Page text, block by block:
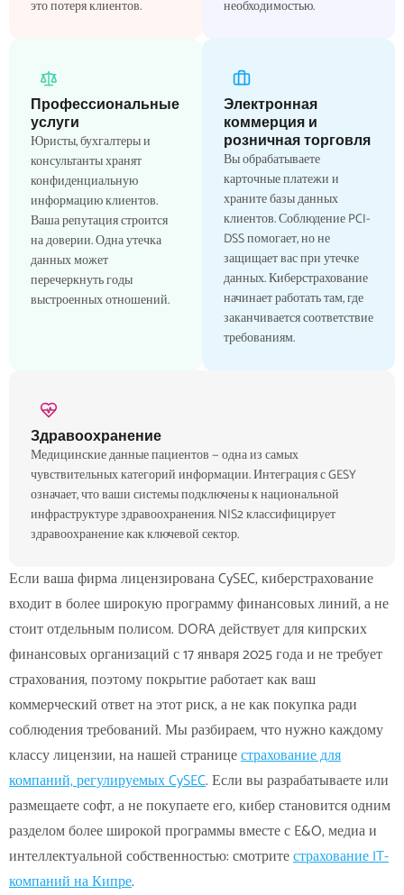
это потеря клиентов.
необходимостью.
Профессиональные
услуги
Юристы, бухгалтеры и
консультанты хранят
конфиденциальную
информацию клиентов.
Ваша репутация строится
на доверии. Одна утечка
данных может
перечеркнуть годы
выстроенных отношений.
Электронная
коммерция и
розничная торговля
Вы обрабатываете
карточные платежи и
храните базы данных
клиентов. Соблюдение PCI-
DSS помогает, но не
защищает вас при утечке
данных. Киберстрахование
начинает работать там, где
заканчивается соответствие
требованиям.
Здравоохранение
Медицинские данные пациентов — одна из самых
чувствительных категорий информации. Интеграция с GESY
означает, что ваши системы подключены к национальной
инфраструктуре здравоохранения. NIS2 классифицирует
здравоохранение как ключевой сектор.
Если ваша фирма лицензирована CySEC, киберстрахование
входит в более широкую программу финансовых линий, а не
стоит отдельным полисом. DORA действует для кипрских
финансовых организаций с 17 января 2025 года и не требует
страхования, поэтому покрытие работает как ваш
коммерческий ответ на этот риск, а не как покупка ради
соблюдения требований. Мы разбираем, что нужно каждому
классу лицензии, на нашей страницестрахование для
компаний, регулируемых CySEC.Если вы разрабатываете или
размещаете софт, а не покупаете его, кибер становится одним
разделом более широкой программы вместе с E&O, медиа и
интеллектуальной собственностью: смотритестрахование IT-
компаний на Кипре.